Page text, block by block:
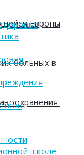
Европы
больных в
школе